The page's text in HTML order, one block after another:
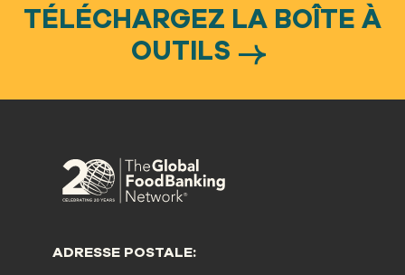
TÉLÉCHARGEZ LA BOÎTE À
OUTILS
ADRESSE POSTALE: